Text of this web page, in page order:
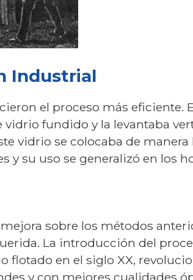
Industrial
el proceso más eficiente.
fundido y la levantaba
vidrio se colocaba de
su uso se generalizó en los
sobre los métodos
La introducción del
flotado en el siglo XX,
y con mejores cualidades